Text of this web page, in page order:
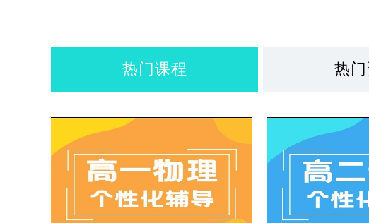
热门课程 热